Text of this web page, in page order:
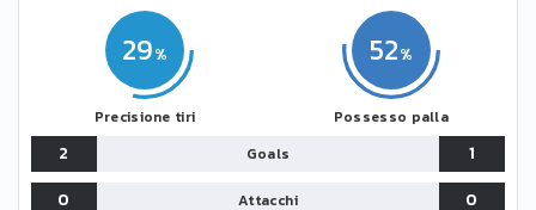
29
Precisione tiri
52
Possesso palla
2 Goals
1
0
Attacchi 0